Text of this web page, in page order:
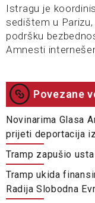
Istragu je
sedištem u
podršku
Amnesti
Povezane
Novinarima Glasa
prijeti deportacija
Tramp zapušio
Tramp ukida
Radija Slobodna